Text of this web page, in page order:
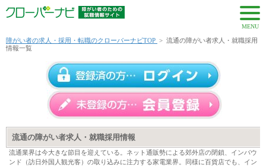
MENU
障がい者の求人・採用・転職のクローバーナビTOP > 流通の障がい者求人・就職採用
情報一覧
流通の障がい者求人・就職採用情報
流通業界は今大きな節目を迎えている。ネット通販勢による郊外店の閉鎖、インバウ
ンド（訪日外国人観光客）の取り込みに注力する家電業界。同様に百貨店でも、イン